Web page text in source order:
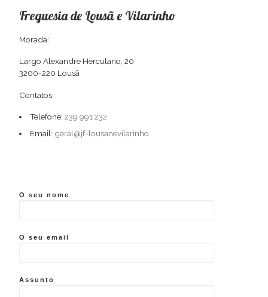
Freguesia de Lousã e Vilarinho
Morada:
Largo Alexandre Herculano, 20
3200-220 Lousã
Contatos:
Telefone:239 991 232
Email: geral@jf-lousanevilarinho
O seu nome
O seu email
Assunto